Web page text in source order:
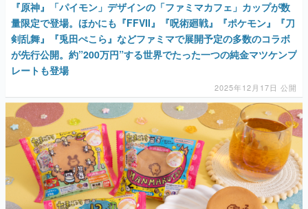
『原神』「パイモン」デザインの「ファミマカフェ」カップが数
量限定で登場。ほかにも『FFVII』『呪術廻戦』『ポケモン』『刀
剣乱舞』『兎田ぺこら』などファミマで展開予定の多数のコラボ
が先行公開。約”200万円”する世界でたった一つの純金マツケンプ
レートも登場
2025年12月17日 公開